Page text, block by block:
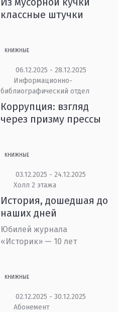
классные штучки
КНИЖНЫЕ
06.12.2025 - 28.12.2025
Информационно-
библиографический отдел
Коррупция: взгляд
через призму прессы
КНИЖНЫЕ
03.12.2025 - 24.12.2025
Холл 2 этажа
История, дошедшая до
наших дней
Юбилей журнала
«Историк» — 10 лет
КНИЖНЫЕ
02.12.2025 - 30.12.2025
Абонемент